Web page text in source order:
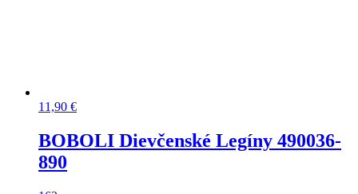
11,90 €
BOBOLI Dievčenské Legíny 490036-
890